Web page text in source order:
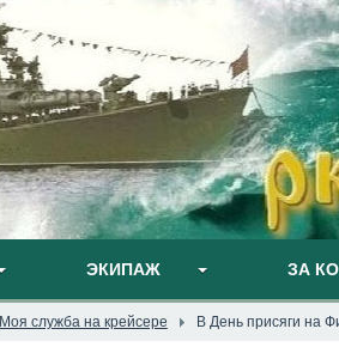
ЭКИПАЖ ЗА
Моя служба на крейсере В День присяги на